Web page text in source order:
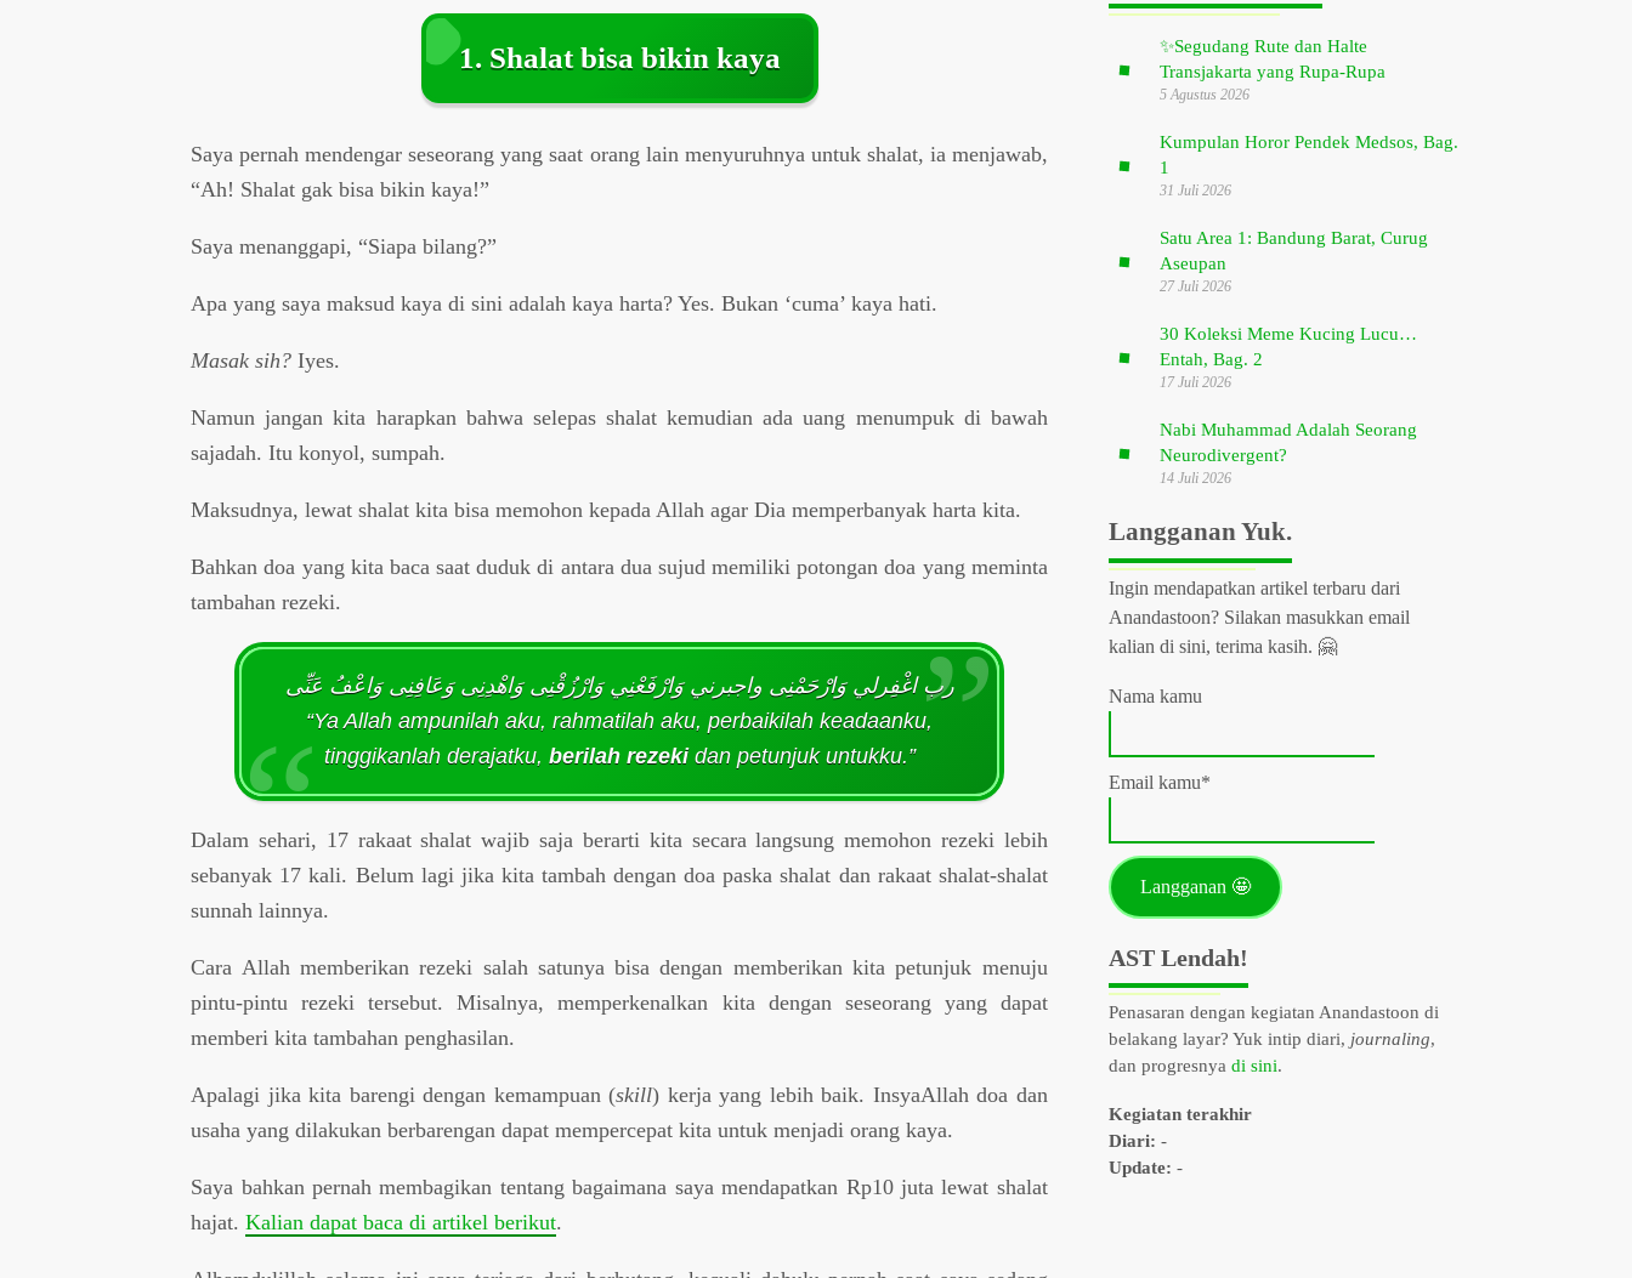
1. Shalat bisa bikin kaya
Saya pernah mendengar seseorang yang saat orang lain menyuruhnya untuk shalat, ia menjawab,
“Ah! Shalat gak bisa bikin kaya!”
Saya menanggapi, “Siapa bilang?”
Apa yang saya maksud kaya di sini adalah kaya harta? Yes. Bukan ‘cuma’ kaya hati.
Masak sih?Iyes.
Namun jangan kita harapkan bahwa selepas shalat kemudian ada uang menumpuk di bawah
sajadah. Itu konyol, sumpah.
Maksudnya, lewat shalat kita bisa memohon kepada Allah agar Dia memperbanyak harta kita.
Bahkan doa yang kita baca saat duduk di antara dua sujud memiliki potongan doa yang meminta
tambahan rezeki.
رب اغْفِرلي وَارْحَمْنِى واجبرني وَارْفَعْنِي وَارْزُقْنِى وَاهْدِنِى وَعَافِنِى وَاعْفُ عَنِّى
“Ya Allah ampunilah aku, rahmatilah aku, perbaikilah keadaanku,
tinggikanlah derajatku, berilah rezekidan petunjuk untukku.”
Dalam sehari, 17 rakaat shalat wajib saja berarti kita secara langsung memohon rezeki lebih
sebanyak 17 kali. Belum lagi jika kita tambah dengan doa paska shalat dan rakaat shalat-shalat
sunnah lainnya.
Cara Allah memberikan rezeki salah satunya bisa dengan memberikan kita petunjuk menuju
pintu-pintu rezeki tersebut. Misalnya, memperkenalkan kita dengan seseorang yang dapat
memberi kita tambahan penghasilan.
Apalagi jika kita barengi dengan kemampuan (skill) kerja yang lebih baik. InsyaAllah doa dan
usaha yang dilakukan berbarengan dapat mempercepat kita untuk menjadi orang kaya.
Saya bahkan pernah membagikan tentang bagaimana saya mendapatkan Rp10 juta lewat shalat
hajat.Kalian dapat baca di artikel berikut.
✨Segudang Rute dan Halte
Transjakarta yang Rupa-Rupa
5 Agustus 2026
Kumpulan Horor Pendek Medsos, Bag.
1
31 Juli 2026
Satu Area 1: Bandung Barat, Curug
Aseupan
27 Juli 2026
30 Koleksi Meme Kucing Lucu…
Entah, Bag. 2
17 Juli 2026
Nabi Muhammad Adalah Seorang
Neurodivergent?
14 Juli 2026
Langganan Yuk.
Ingin mendapatkan artikel terbaru dari
Anandastoon? Silakan masukkan email
kalian di sini, terima kasih. 🤗
Nama kamu
Email kamu*
AST Lendah!
Penasaran dengan kegiatan Anandastoon di
belakang layar? Yuk intip diari, journaling,
dan progresnyadi sini.
Kegiatan terakhir
Diari:-
Update:-